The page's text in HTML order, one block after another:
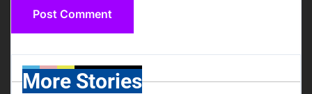
More Stories